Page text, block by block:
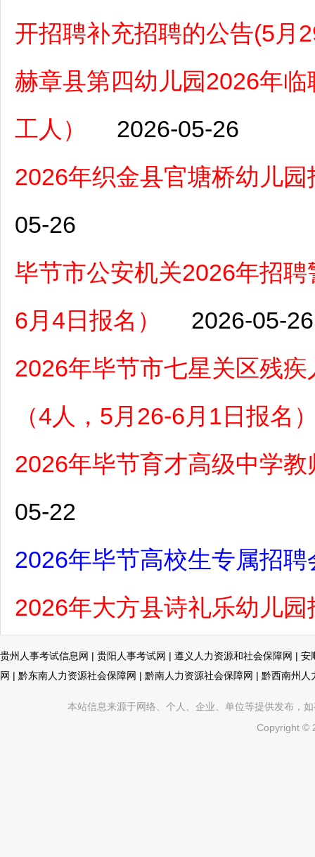
开招聘补充招聘的公告(5月
赫章县第四幼儿园2026年
工人）
2026-05-26
2026年织金县官塘桥幼儿
05-26
毕节市公安机关2026年招
6月4日报名）
2026-05-26
2026年毕节市七星关区残
（4人，5月26-6月1日报名
2026年毕节育才高级中学
05-22
2026年毕节高校生专属招
2026年大方县诗礼乐幼儿园
贵州人事考试信息网 | 贵阳人事考试网 | 遵义人力资源和社会保障网 | 安
网 | 黔东南人力资源社会保障网 | 黔南人力资源社会保障网 | 黔西南州人
本站信息来源于网络、个人、企业、单位等提供发布，
Copyright ©